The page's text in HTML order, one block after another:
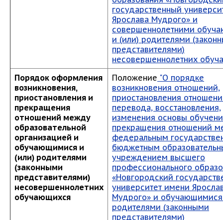
государственный
Ярослава Мудрого» и
совершеннолетними
и (или) родителями
представителями)
несовершеннолетних
Порядок оформления
возникновения,
приостановления и
прекращения
отношений между
образовательной
организацией и
обучающимися и
(или) родителями
(законными
представителями)
несовершеннолетних
обучающихся
Положение "О порядке
возникновения отношений,
приостановления
перевода, восстановления,
изменения основы
прекращения отношений
федеральным
бюджетным
учреждением высшего
профессионального
«Новгородский
университет имени
Мудрого» и
родителями (законными
представителями)